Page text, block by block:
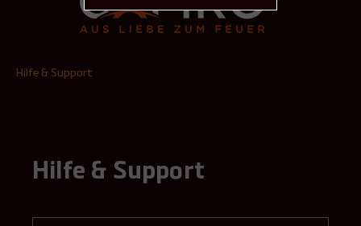
Hilfe & Support
Hilfe & Support